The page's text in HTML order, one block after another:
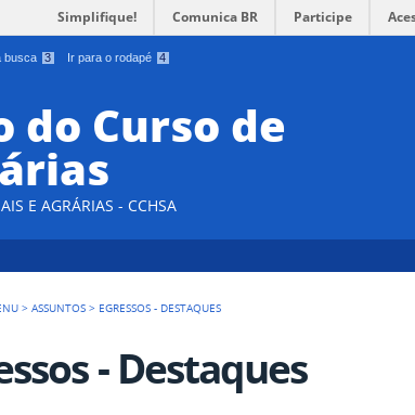
busca 3 Ir para o rodapé 4
Simplifique! Comunica BR Participe
do Curso de
E AGRÁRIAS - CCHSA
>ASSUNTOS > EGRESSOS - DESTAQUES
- Destaques